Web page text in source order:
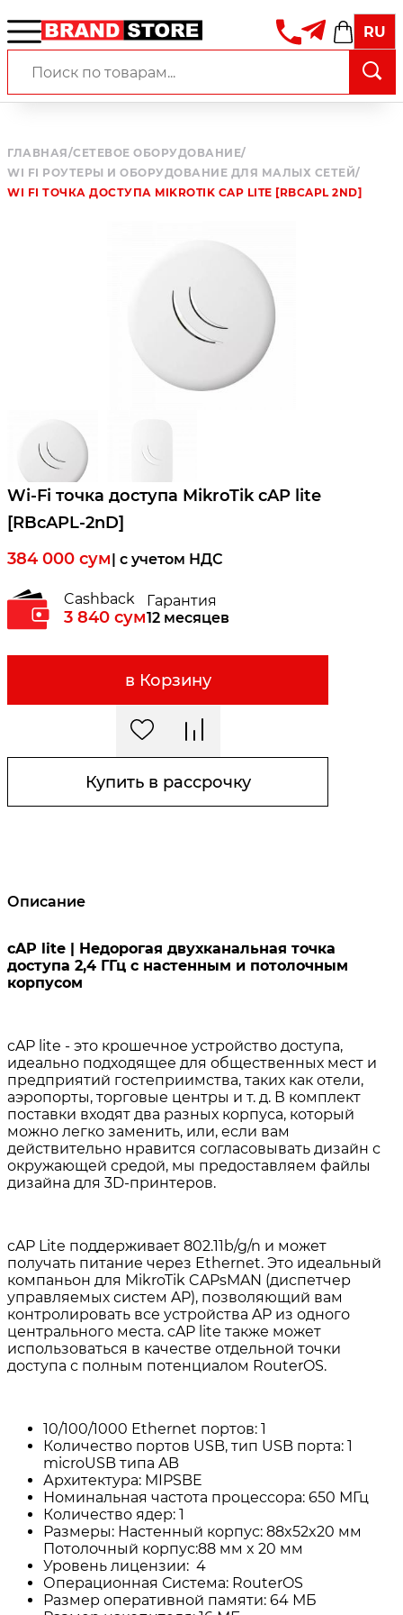
RU
ГЛАВНАЯ/СЕТЕВОЕ ОБОРУДОВАНИЕ/
WI FI РОУТЕРЫ И ОБОРУДОВАНИЕ ДЛЯ МАЛЫХ СЕТЕЙ/
WI FI ТОЧКА ДОСТУПА MIKROTIK CAP LITE [RBCAPL 2ND]
Wi-Fi точка доступа MikroTik cAP lite
[RBcAPL-2nD]
384 000 сум| c учетом НДС
Cashback
3 840 сум
Гарантия
12 месяцев
в Корзину
Купить в рассрочку
Описание